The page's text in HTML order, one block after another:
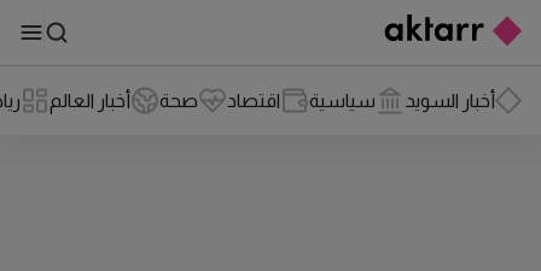
أخبار السويد سياسية اقتصاد صحة أخبار العالم